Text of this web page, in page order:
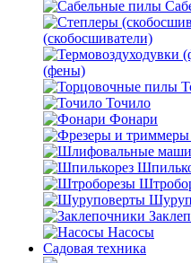
(скобосшиватели)
(фены)
Точило
Фонари
Насосы
Садовая техника